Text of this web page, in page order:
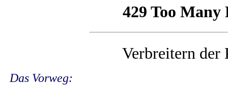
Verbreitern
Das Vorweg: